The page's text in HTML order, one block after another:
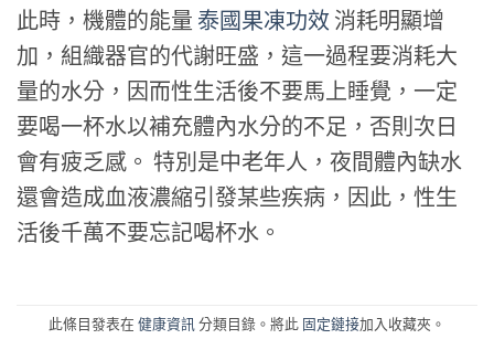
此時，機體的能量 泰國果凍功效 消耗明顯增
加，組織器官的代謝旺盛，這一過程要消耗大
量的水分，因而性生活後不要馬上睡覺，一定
要喝一杯水以補充體內水分的不足，否則次日
會有疲乏感。 特別是中老年人，夜間體內缺水
還會造成血液濃縮引發某些疾病，因此，性生
活後千萬不要忘記喝杯水。
此條目發表在 健康資訊分類目錄。將此 固定鏈接加入收藏夾。